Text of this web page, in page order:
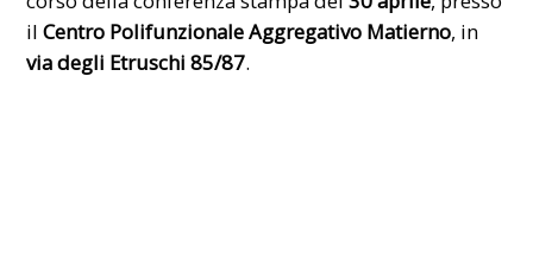
ilCentro Polifunzionale Aggregativo Matierno, in
via degli Etruschi 85/87.